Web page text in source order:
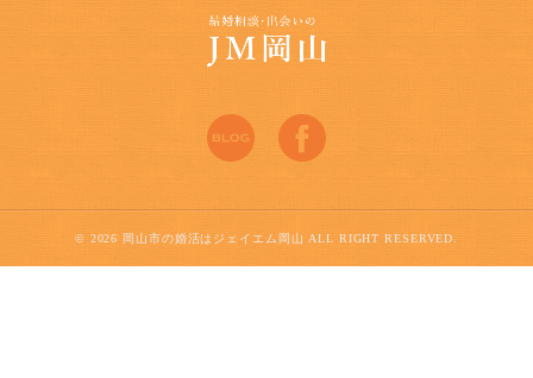
© 2026 岡山市の婚活はジェイエム岡山 ALL RIGHT RESERVED.